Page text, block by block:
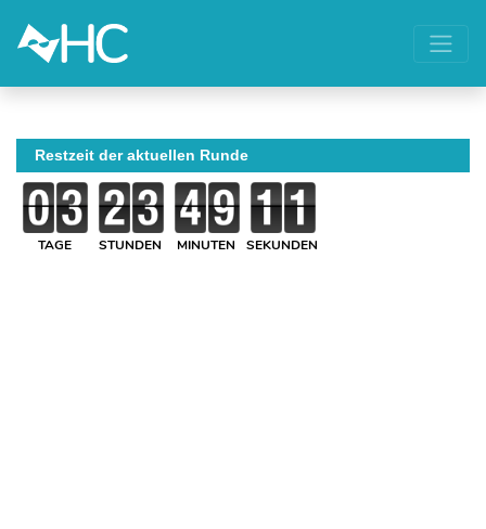
Restzeit der aktuellen Runde
TAGE STUNDEN MINUTEN SEKUNDEN